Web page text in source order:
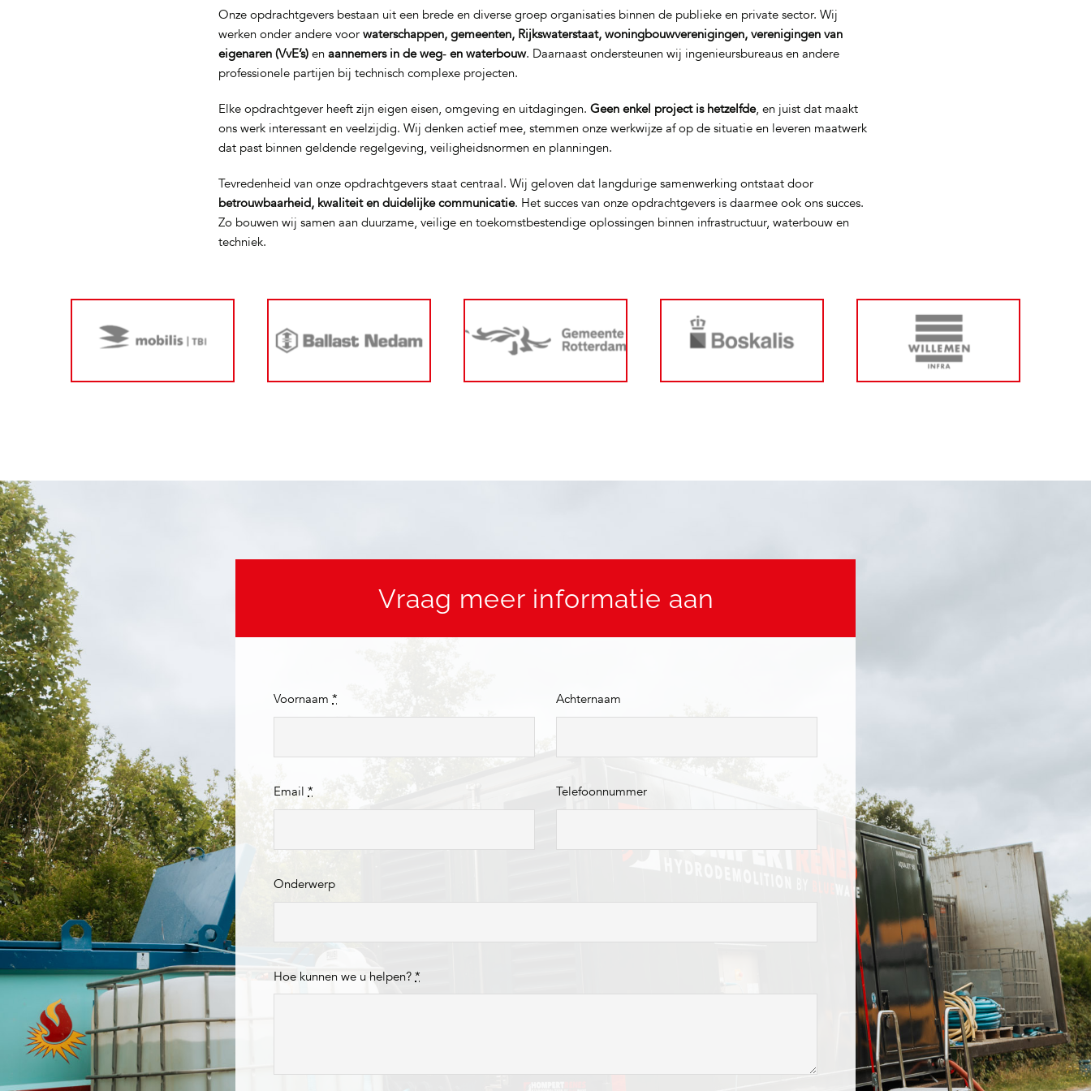
Onze opdrachtgevers bestaan uit een brede en diverse groep organisaties binnen de publieke en private sector. Wij
werken onder andere voorwaterschappen, gemeenten, Rijkswaterstaat, woningbouwverenigingen, verenigingen van
eigenaren (VvE’s) enaannemers in de weg‑ en waterbouw. Daarnaast ondersteunen wij ingenieursbureaus en andere
professionele partijen bij technisch complexe projecten.
Elke opdrachtgever heeft zijn eigen eisen, omgeving en uitdagingen.Geen enkel project is hetzelfde, en juist dat maakt
ons werk interessant en veelzijdig. Wij denken actief mee, stemmen onze werkwijze af op de situatie en leveren maatwerk
dat past binnen geldende regelgeving, veiligheidsnormen en planningen.
Tevredenheid van onze opdrachtgevers staat centraal. Wij geloven dat langdurige samenwerking ontstaat door
betrouwbaarheid, kwaliteit en duidelijke communicatie. Het succes van onze opdrachtgevers is daarmee ook ons succes.
Zo bouwen wij samen aan duurzame, veilige en toekomstbestendige oplossingen binnen infrastructuur, waterbouw en
techniek.
Vraag meer informatie aan
Voornaam*
Email*
Achternaam
Telefoonnummer
Onderwerp
Hoe kunnen we u helpen?*